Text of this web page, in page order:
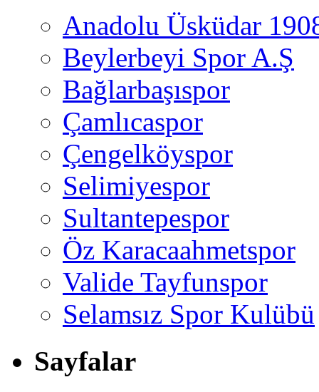
Anadolu Üsküdar
Beylerbeyi Spor A.Ş
Bağlarbaşıspor
Çamlıcaspor
Çengelköyspor
Selimiyespor
Sultantepespor
Öz Karacaahmetspor
Valide Tayfunspor
Selamsız Spor Kulübü
Sayfalar